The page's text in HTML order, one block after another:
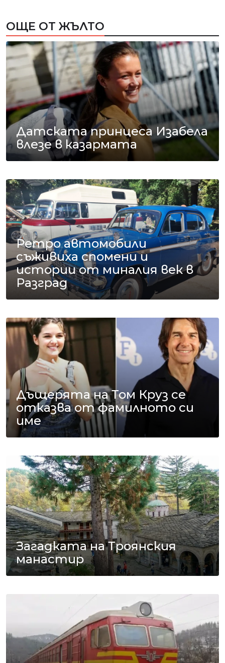
ОЩЕ ОТ ЖЪЛТО
Датската принцеса Изабела
влезе в казармата
Ретро автомобили
съживиха спомени и
истории от миналия век в
Разград
Дъщерята на Том Круз се
отказва от фамилното си
име
Загадката на Троянския
манастир